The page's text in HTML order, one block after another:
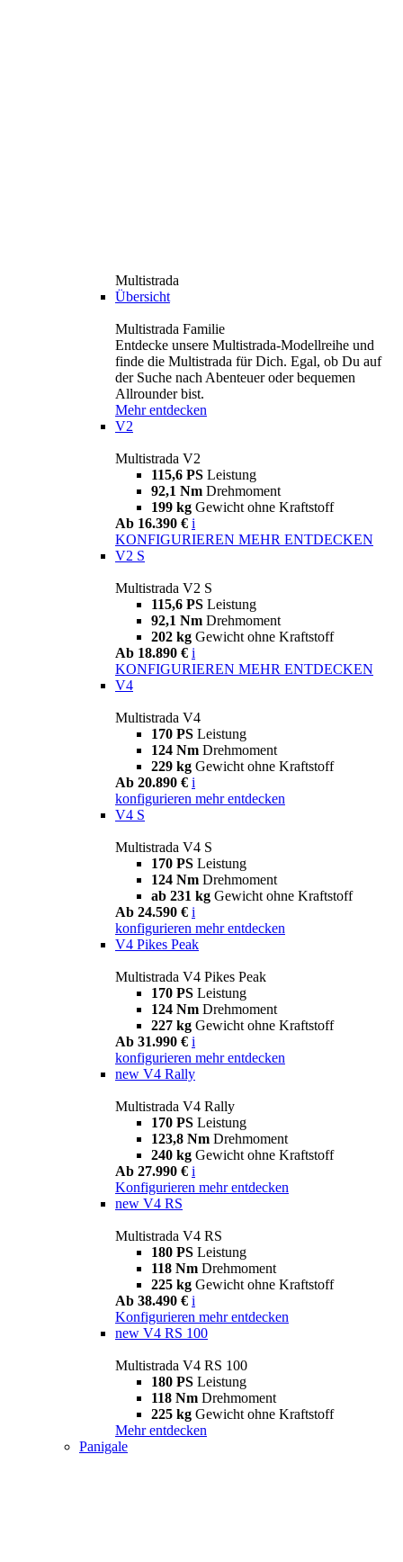
Multistrada
Übersicht
Multistrada Familie
Entdecke unsere Multistrada-Modellreihe und
finde die Multistrada für Dich. Egal, ob Du auf
der Suche nach Abenteuer oder bequemen
Allrounder bist.
Mehr entdecken
V2
Multistrada V2
115,6 PS Leistung
92,1 Nm Drehmoment
199 kg Gewicht ohne Kraftstoff
Ab 16.390 € i
KONFIGURIEREN MEHR ENTDECKEN
V2 S
Multistrada V2 S
115,6 PS Leistung
92,1 Nm Drehmoment
202 kg Gewicht ohne Kraftstoff
Ab 18.890 € i
KONFIGURIEREN MEHR ENTDECKEN
V4
Multistrada V4
170 PS Leistung
124 Nm Drehmoment
229 kg Gewicht ohne Kraftstoff
Ab 20.890 € i
konfigurieren mehr entdecken
V4 S
Multistrada V4 S
170 PS Leistung
124 Nm Drehmoment
ab 231 kg Gewicht ohne Kraftstoff
Ab 24.590 € i
konfigurieren mehr entdecken
V4 Pikes Peak
Multistrada V4 Pikes Peak
170 PS Leistung
124 Nm Drehmoment
227 kg Gewicht ohne Kraftstoff
Ab 31.990 € i
konfigurieren mehr entdecken
new V4 Rally
Multistrada V4 Rally
170 PS Leistung
123,8 Nm Drehmoment
240 kg Gewicht ohne Kraftstoff
Ab 27.990 € i
Konfigurieren mehr entdecken
new V4 RS
Multistrada V4 RS
180 PS Leistung
118 Nm Drehmoment
225 kg Gewicht ohne Kraftstoff
Ab 38.490 € i
Konfigurieren mehr entdecken
new V4 RS 100
Multistrada V4 RS 100
180 PS Leistung
118 Nm Drehmoment
225 kg Gewicht ohne Kraftstoff
Mehr entdecken
Panigale